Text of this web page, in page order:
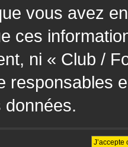
vous avez
ces
ni « Club /
responsables
données.